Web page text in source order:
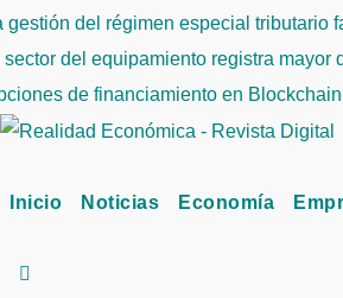
gestión del régimen especial tributario
sector del equipamiento registra mayor
de financiamiento en
Inicio Noticias Economía